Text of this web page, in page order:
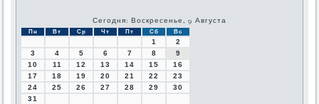
Сегодня: Воскресенье, 9 Августа
Пн Вт Ср Чт Пт Сб Вс
1
2
3
4 5 6 7 8
9
10
11 12 13 14 15
16
17
18 19 20 21 22
23
24
25 26 27 28 29
30
31